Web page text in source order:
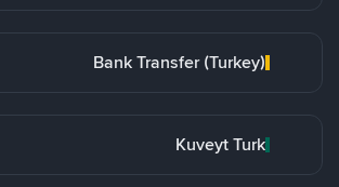
Bank Transfer (Turkey)
Kuveyt Turk